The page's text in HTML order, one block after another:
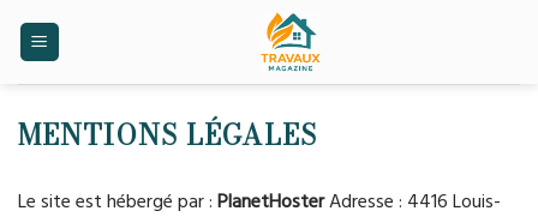
MENTIONS LÉGALES
Le site est hébergé par : PlanetHosterAdresse : 4416 Louis-